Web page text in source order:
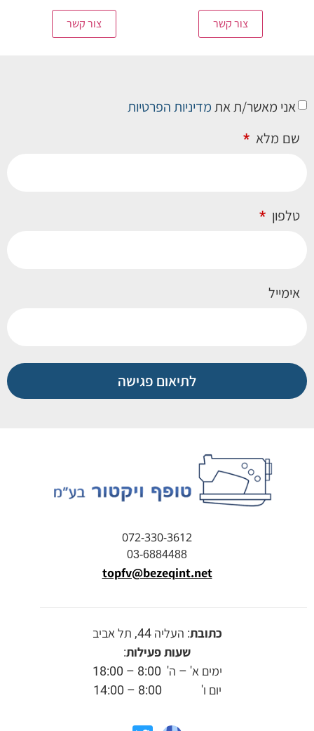
צור קשר צור קשר
אני מאשר/ת אתמדיניות הפרטיות
שם מלא
טלפון
אימייל
לתיאום פגישה
072-330-3612
03-6884488
topfv@bezeqint.net
כתובת: העליה 44, תל אביב
שעות פעילות:
ימים א' – ה' 8:00 – 18:00
יום ו' 8:00 – 14:00